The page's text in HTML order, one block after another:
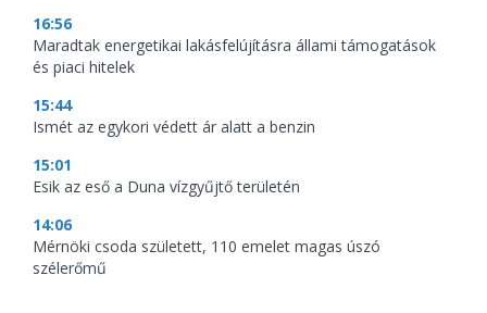
16:56
Maradtak energetikai lakásfelújításra állami támogatások
és piaci hitelek
15:44
Ismét az egykori védett ár alatt a benzin
15:01
Esik az eső a Duna vízgyűjtő területén
14:06
Mérnöki csoda született, 110 emelet magas úszó
szélerőmű